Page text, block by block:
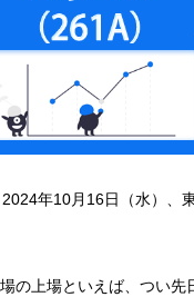
年10月16日（水）、
の上場といえば、つい先